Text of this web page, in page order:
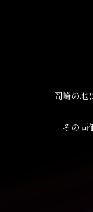
岡崎の地
その両